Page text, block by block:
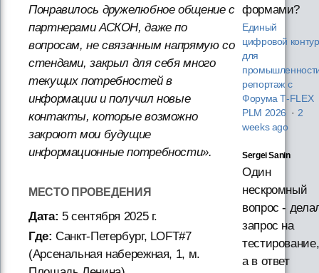
Понравилось дружелюбное общение с
партнерами АСКОН, даже по
вопросам, не связанным напрямую со
стендами, закрыл для себя много
текущих потребностей в
информации и получил новые
контакты, которые возможно
закроют мои будущие
информационные потребности».
МЕСТО ПРОВЕДЕНИЯ
Дата: 5 сентября 2025 г.
Где: Санкт-Петербург, LOFT#7
(Арсенальная набережная, 1, м.
формами?
Единый
цифровой контур
для
репортаж с
Форума T‑FLEX
PLM 2026 · 2
weeks ago
Sergei Sanin
Один
нескромный
вопрос -
запрос на
тестирование,
а в ответ